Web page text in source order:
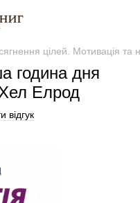
цілей. Мотивація та
година дня
Елрод
відгук